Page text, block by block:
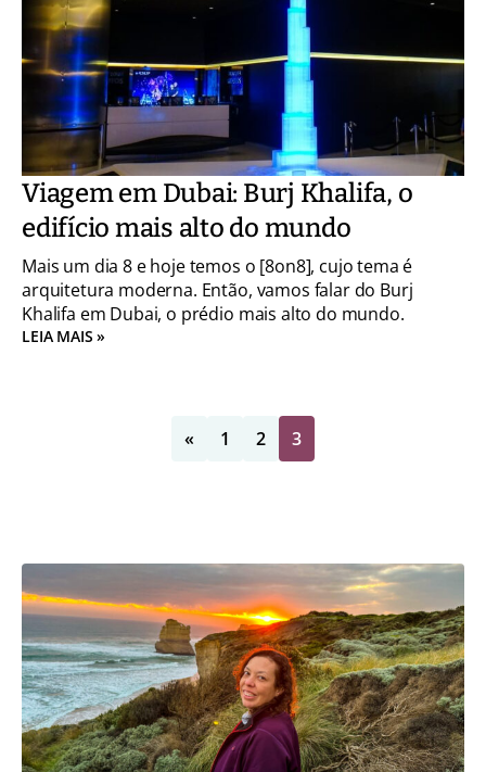
Viagem em Dubai: Burj Khalifa, o
edifício mais alto do mundo
Mais um dia 8 e hoje temos o [8on8], cujo tema é
arquitetura moderna. Então, vamos falar do Burj
Khalifa em Dubai, o prédio mais alto do mundo.
LEIA MAIS »
« 1 2 3